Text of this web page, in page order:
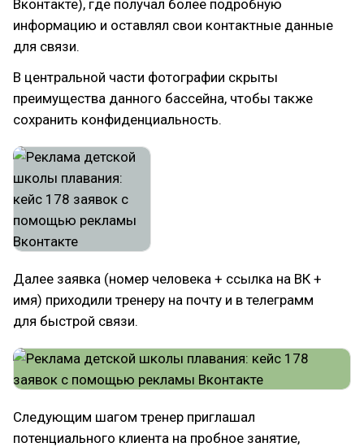
Вконтакте), где получал более подробную
информацию и оставлял свои контактные данные
для связи.
В центральной части фотографии скрыты
преимущества данного бассейна, чтобы также
сохранить конфиденциальность.
Далее заявка (номер человека + ссылка на ВК +
имя) приходили тренеру на почту и в телеграмм
для быстрой связи.
Следующим шагом тренер приглашал
потенциального клиента на пробное занятие,